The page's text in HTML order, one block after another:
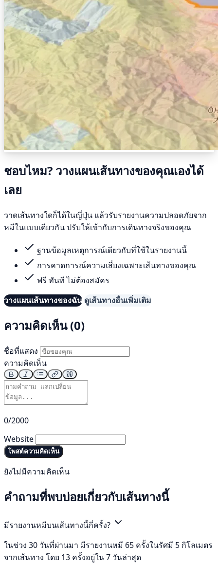
ชอบไหม? วางแผนเส้นทางของคุณเองได้
เลย
วาดเส้นทางใดก็ได้ในญี่ปุ่น แล้วรับรายงานความปลอดภัยจาก
หมีในแบบเดียวกัน ปรับให้เข้ากับการเดินทางจริงของคุณ
ฐานข้อมูลเหตุการณ์เดียวกับที่ใช้ในรายงานนี้
การคาดการณ์ความเสี่ยงเฉพาะเส้นทางของคุณ
ฟรี ทันที ไม่ต้องสมัคร
วางแผนเส้นทางของฉัน ดูเส้นทางอื่นเพิ่มเติม
ความคิดเห็น (0)
ชื่อที่แสดง
ความคิดเห็น
0/2000
Website
โพสต์ความคิดเห็น
ยังไม่มีความคิดเห็น
คำถามที่พบบ่อยเกี่ยวกับเส้นทางนี้
มีรายงานหมีบนเส้นทางนี้กี่ครั้ง?
ในช่วง 30 วันที่ผ่านมา มีรายงานหมี 65 ครั้งในรัศมี 5 กิโลเมตร
จากเส้นทาง โดย 13 ครั้งอยู่ใน 7 วันล่าสุด